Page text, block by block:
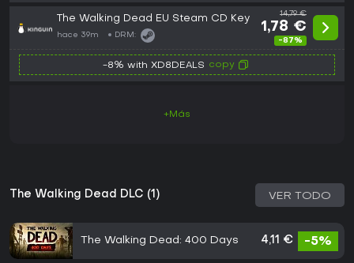
The Walking Dead EU Steam CD Key
hace 39m DRM:
14,79 €
1,78 €
-87%
-8% with XD8DEALS copy
+Más
The Walking Dead DLC (1) VER TODO
The Walking Dead: 400 Days 4,11 € -5%